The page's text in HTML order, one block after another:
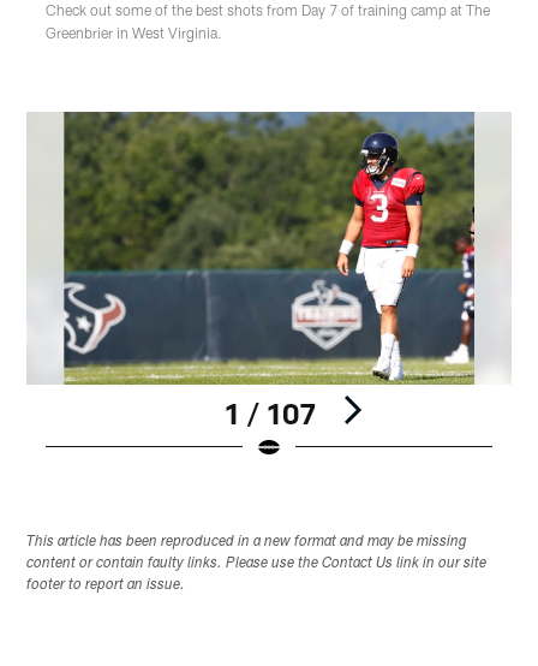
Check out some of the best shots from Day 7 of training camp at The
Greenbrier in West Virginia.
1 / 107
This article has been reproduced in a new format and may be missing
content or contain faulty links. Please use the Contact Us link in our site
footer to report an issue.